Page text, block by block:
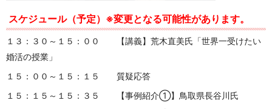
スケジュール（予定）※変更となる可能性があります。
１３：３０～１５：００ 【講義】荒木直美氏「世界一受けたい
婚活の授業」
１５：００～１５：１５ 質疑応答
１５：１５～１５：３５ 【事例紹介①】鳥取県長谷川氏